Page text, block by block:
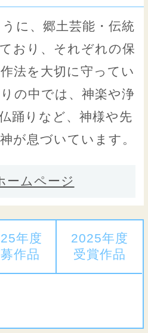
に、郷土芸能・伝統
おり、それぞれの保
法を大切に守ってい
の中では、神楽や浄
踊りなど、神様や先
が息づいています。
ームページ
年度
作品
2025年度
受賞作品